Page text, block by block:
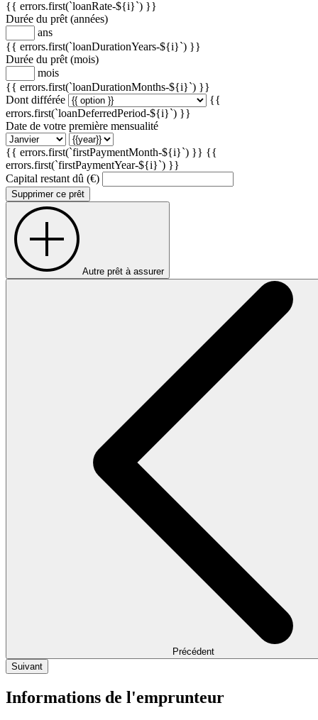
{{ errors.first(`loanRate-${i}`) }}
Durée du prêt (années)
ans
{{ errors.first(`loanDurationYears-${i}`) }}
Durée du prêt (mois)
mois
{{ errors.first(`loanDurationMonths-${i}`) }}
Dont différée
{{
errors.first(`loanDeferredPeriod-${i}`) }}
Date de votre première mensualité
{{ errors.first(`firstPaymentMonth-${i}`) }} {{
errors.first(`firstPaymentYear-${i}`) }}
Capital restant dû (€)
Supprimer ce prêt
Autre prêt à assurer
Précédent
Suivant
Informations de l'emprunteur